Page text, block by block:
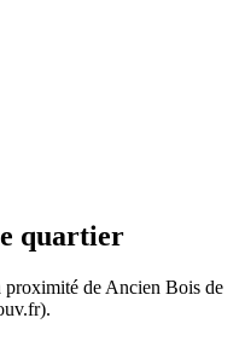
quartier
proximité de Ancien Bois de
875 k€
875 k€